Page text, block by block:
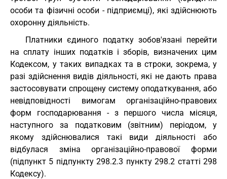
особи та фізичні особи - підприємці), які здійснюють
охоронну діяльність.
Платники єдиного податку зобов'язані перейти
на сплату інших податків і зборів, визначених цим
Кодексом, у таких випадках та в строки, зокрема, у
разі здійснення видів діяльності, які не дають права
застосовувати спрощену систему оподаткування, або
невідповідності вимогам організаційно-правових
форм господарювання - з першого числа місяця,
наступного за податковим (звітним) періодом, у
якому здійснювалися такі види діяльності або
відбулася зміна організаційно-правової форми
(підпункт 5 підпункту 298.2.3 пункту 298.2 статті 298
Кодексу).